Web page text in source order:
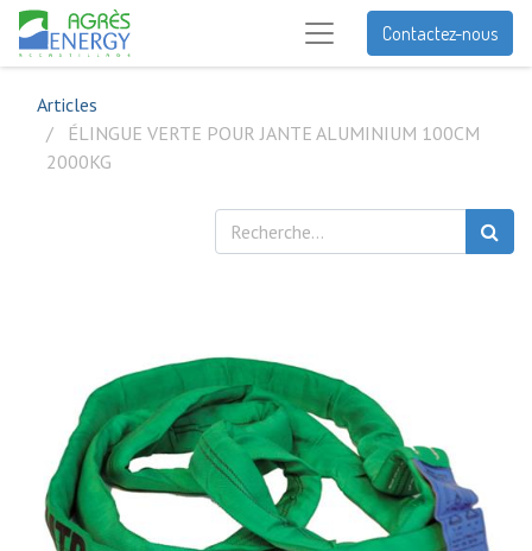
Contactez-nous
Articles
ÉLINGUE VERTE POUR JANTE ALUMINIUM 100CM
2000KG